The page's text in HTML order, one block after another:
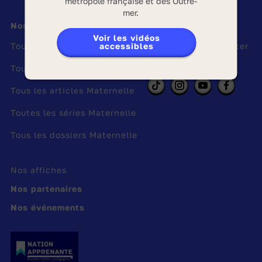
mer.
Voir les vidéos
accessibles
Nos contenus
Toutes les vidéos Maternelle
Tous les jeux Maternelle
Tous les articles Maternelle
Toutes les séries Maternelle
Tous les dossiers Maternelle
Suivez-nous
Inscription Newsletter
Nos affiches
Nos partenaires
Nos événements